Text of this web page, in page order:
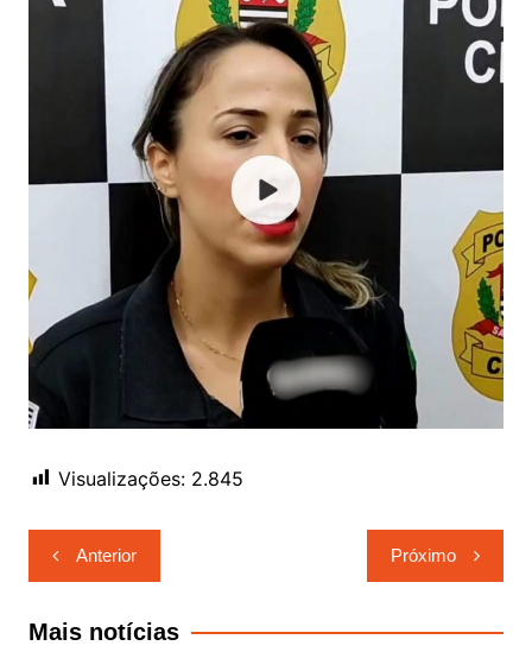
Visualizações: 2.845
Navegação
de
Post
Anterior Próximo
Mais notícias